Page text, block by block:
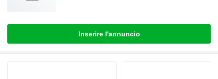
Inserire l'annuncio